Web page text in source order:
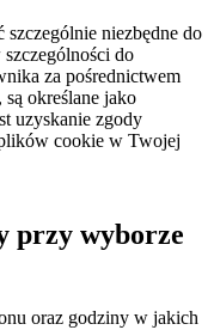
niezbędne do
do
za pośrednictwem
określane jako
uzyskanie zgody
cookie w Twojej
przy wyborze
oraz godziny w jakich